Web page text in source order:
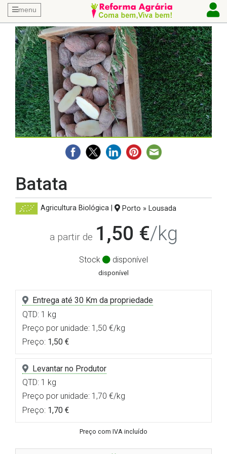
menu
Batata
Agricultura Biológica| Porto » Lousada
a partir de 1,50 €/kg
Stock disponível
disponível
Entrega até 30 Km da propriedade
QTD: 1 kg
Preço por unidade: 1,50 €/kg
Preço: 1,50 €
Levantar no Produtor
QTD: 1 kg
Preço por unidade: 1,70 €/kg
Preço: 1,70 €
Preço com IVA incluído